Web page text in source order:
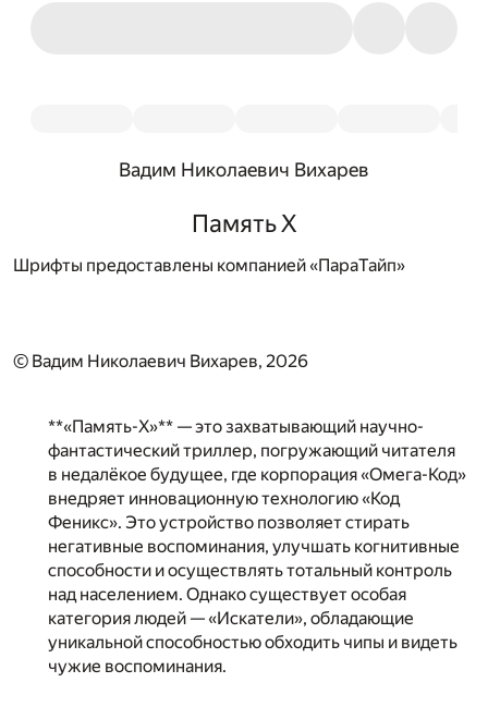
Вадим Николаевич Вихарев
Память X
Шрифты предоставлены компанией «ПараТайп»
© Вадим Николаевич Вихарев, 2026
**«Память-X»** — это захватывающий научно-
фантастический триллер, погружающий читателя
в недалёкое будущее, где корпорация «Омега-Код»
внедряет инновационную технологию «Код
Феникс». Это устройство позволяет стирать
негативные воспоминания, улучшать когнитивные
способности и осуществлять тотальный контроль
над населением. Однако существует особая
категория людей — «Искатели», обладающие
уникальной способностью обходить чипы и видеть
чужие воспоминания.